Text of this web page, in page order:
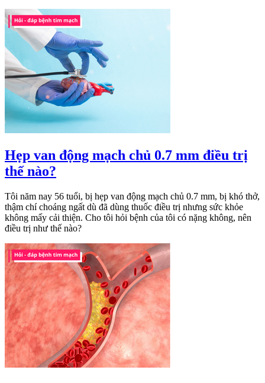
Hẹp van động mạch chủ 0.7 mm điều trị
thế nào?
Tôi năm nay 56 tuổi, bị hẹp van động mạch chủ 0.7 mm, bị khó thở,
thậm chí choáng ngất dù đã dùng thuốc điều trị nhưng sức khỏe
không mấy cải thiện. Cho tôi hỏi bệnh của tôi có nặng không, nên
điều trị như thế nào?